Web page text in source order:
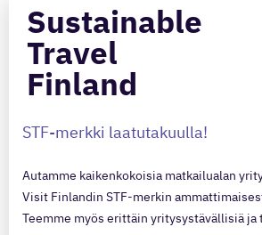
Sustainable
Travel
Finland
STF-merkki laatutakuulla!
Autamme kaikenkokoisia matkailualan
Visit Finlandin STF-merkin
Teemme myös erittäin yritysystävällisiä ja